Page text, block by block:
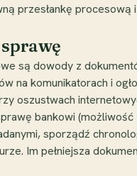
przesłankę
są dowody z
na komunikatorach i
oszustwach
bankowi
sporządź
Im pełniejsza